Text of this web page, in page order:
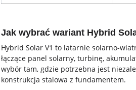
Jak wybrać wariant Hybrid
Hybrid Solar V1 to latarnie solarno-
łączące panel solarny, turbinę,
wybór tam, gdzie potrzebna jest
konstrukcja stalowa z fundamentem.